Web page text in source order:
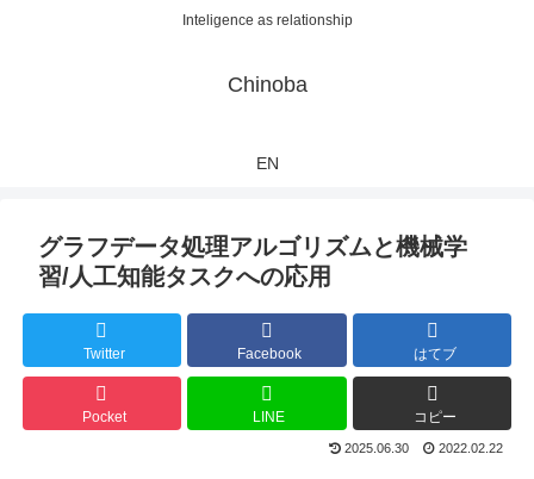
Inteligence as relationship
Chinoba
EN
グラフデータ処理アルゴリズムと機械学
習/人工知能タスクへの応用
Twitter Facebook はてブ
Pocket LINE コピー
2025.06.30 2022.02.22